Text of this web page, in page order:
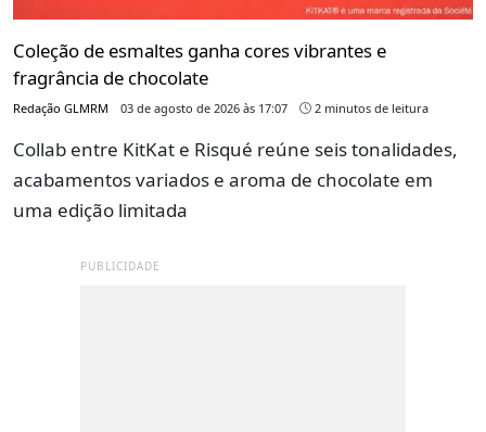
Coleção de esmaltes ganha cores vibrantes e
fragrância de chocolate
Redação GLMRM 03 de agosto de 2026 às 17:07 2 minutos de leitura
Collab entre KitKat e Risqué reúne seis tonalidades,
acabamentos variados e aroma de chocolate em
uma edição limitada
PUBLICIDADE